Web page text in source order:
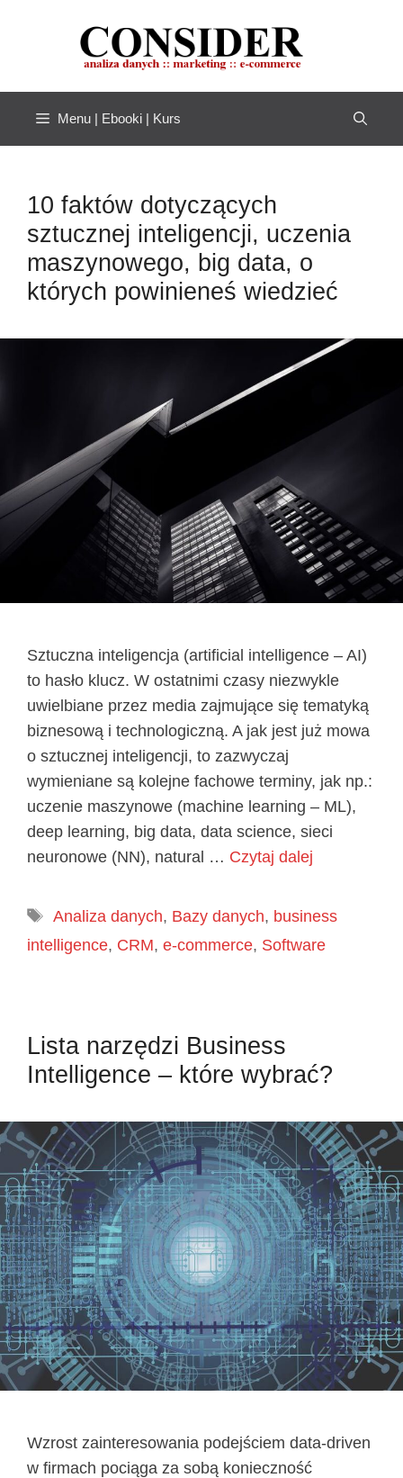
Menu | Ebooki | Kurs
10 faktów dotyczących
sztucznej inteligencji, uczenia
maszynowego, big data, o
których powinieneś wiedzieć
Sztuczna inteligencja (artificial intelligence – AI)
to hasło klucz. W ostatnimi czasy niezwykle
uwielbiane przez media zajmujące się tematyką
biznesową i technologiczną. A jak jest już mowa
o sztucznej inteligencji, to zazwyczaj
wymieniane są kolejne fachowe terminy, jak np.:
uczenie maszynowe (machine learning – ML),
deep learning, big data, data science, sieci
neuronowe (NN), natural … Czytaj dalej
Tagi
Analiza danych, Bazy danych, business
intelligence, CRM, e-commerce, Software
Lista narzędzi Business
Intelligence – które wybrać?
Wzrost zainteresowania podejściem data-driven
w firmach pociąga za sobą konieczność